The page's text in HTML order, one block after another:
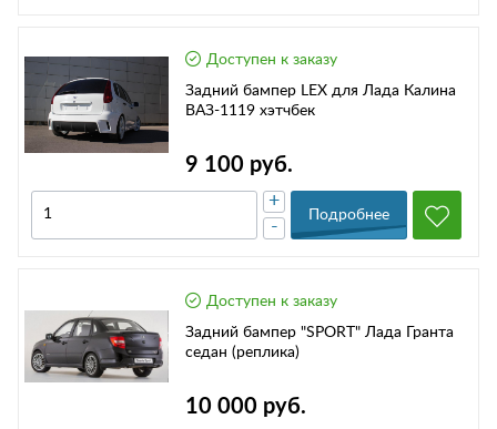
Доступен к заказу
Задний бампер LEX для Лада Калина
ВАЗ-1119 хэтчбек
9 100 руб.
-
+
Подробнее
Доступен к заказу
Задний бампер "SPORT" Лада Гранта
седан (реплика)
10 000 руб.